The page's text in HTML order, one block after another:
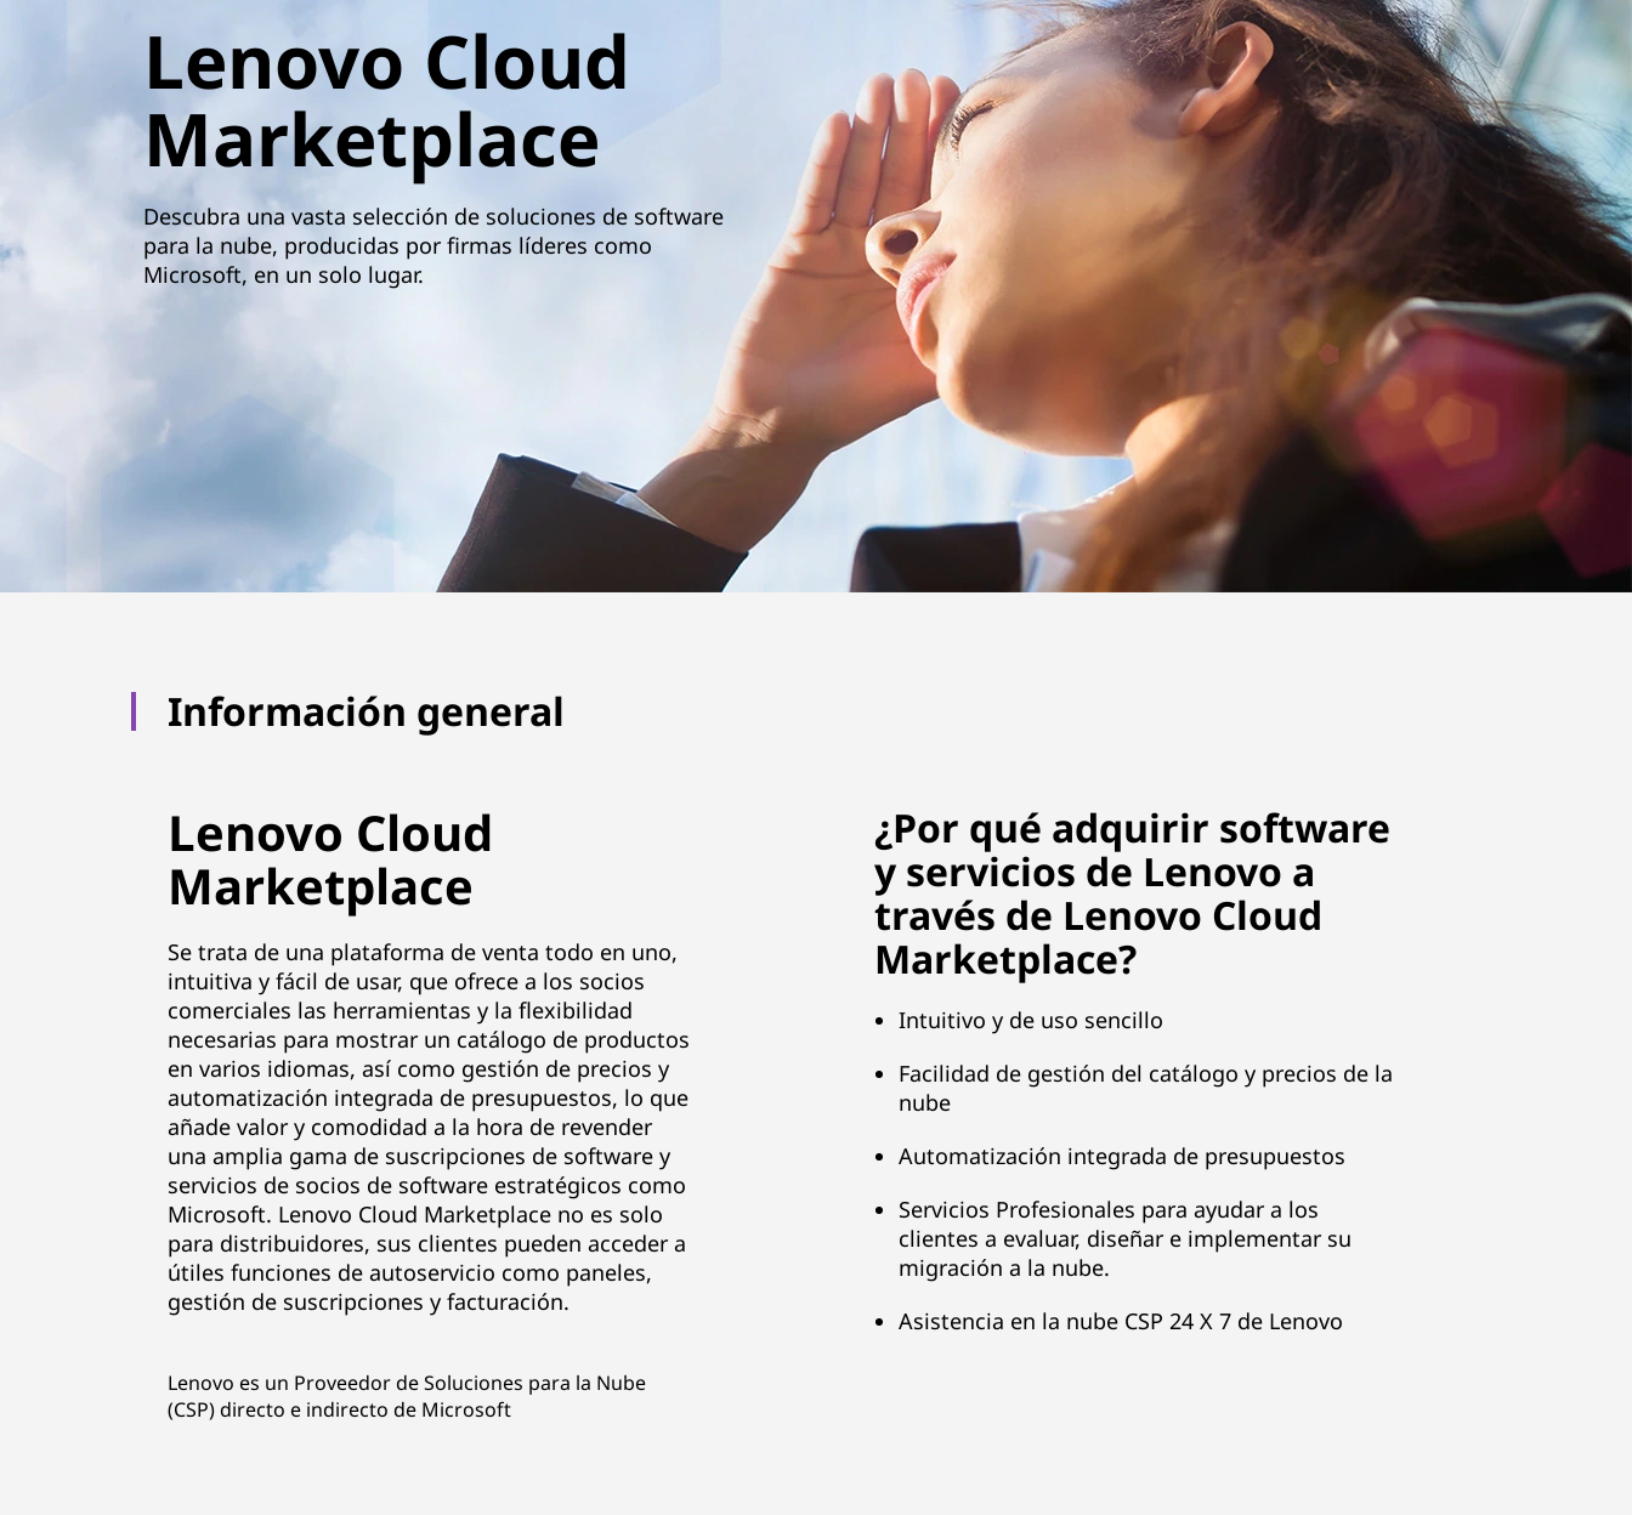
e
e
Lenovo Cloud
Marketplace
Descubra una vasta selección de soluciones de software
para la nube, producidas por firmas líderes como
Microsoft, en un solo lugar.
Información general
Lenovo Cloud
Marketplace
Se trata de una plataforma de venta todo en uno,
intuitiva y fácil de usar, que ofrece a los socios
comerciales las herramientas y la flexibilidad
necesarias para mostrar un catálogo de productos
en varios idiomas, así como gestión de precios y
automatización integrada de presupuestos, lo que
añade valor y comodidad a la hora de revender
una amplia gama de suscripciones de software y
servicios de socios de software estratégicos como
Microsoft. Lenovo Cloud Marketplace no es solo
para distribuidores, sus clientes pueden acceder a
útiles funciones de autoservicio como paneles,
gestión de suscripciones y facturación.
Lenovo es un Proveedor de Soluciones para la Nube
(CSP) directo e indirecto de Microsoft
¿Por qué adquirir software
y servicios de Lenovo a
través de Lenovo Cloud
Marketplace?
Intuitivo y de uso sencillo
Facilidad de gestión del catálogo y precios de la
nube
Automatización integrada de presupuestos
Servicios Profesionales para ayudar a los
clientes a evaluar, diseñar e implementar su
migración a la nube.
Asistencia en la nube CSP 24 X 7 de Lenovo